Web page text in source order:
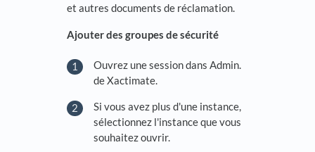
et autres documents de réclamation.
Ajouter des groupes de sécurité
Ouvrez une session dans Admin.
de Xactimate.
Si vous avez plus d'une instance,
sélectionnez l'instance que vous
souhaitez ouvrir.